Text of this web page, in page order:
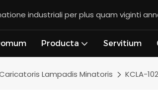
industriali per plus quam viginti
Producta Servitium
Lampadis Minatoris KCLA-